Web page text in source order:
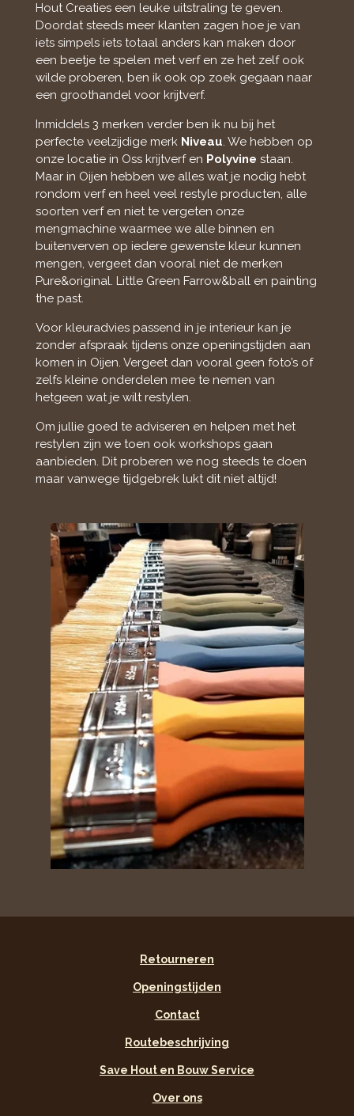
Hout Creaties een leuke uitstraling te geven.
Doordat steeds meer klanten zagen hoe je van
iets simpels iets totaal anders kan maken door
een beetje te spelen met verf en ze het zelf ook
wilde proberen, ben ik ook op zoek gegaan naar
een groothandel voor krijtverf.
Inmiddels 3 merken verder ben ik nu bij het
perfecte veelzijdige merk Niveau. We hebben op
onze locatie in Oss krijtverf en Polyvine staan.
Maar in Oijen hebben we alles wat je nodig hebt
rondom verf en heel veel restyle producten, alle
soorten verf en niet te vergeten onze
mengmachine waarmee we alle binnen en
buitenverven op iedere gewenste kleur kunnen
mengen, vergeet dan vooral niet de merken
Pure&original. Little Green Farrow&ball en painting
the past.
Voor kleuradvies passend in je interieur kan je
zonder afspraak tijdens onze openingstijden aan
komen in Oijen. Vergeet dan vooral geen foto’s of
zelfs kleine onderdelen mee te nemen van
hetgeen wat je wilt restylen.
Om jullie goed te adviseren en helpen met het
restylen zijn we toen ook workshops gaan
aanbieden. Dit proberen we nog steeds te doen
maar vanwege tijdgebrek lukt dit niet altijd!
Retourneren
Openingstijden
Contact
Routebeschrijving
Save Hout en Bouw Service
Over ons